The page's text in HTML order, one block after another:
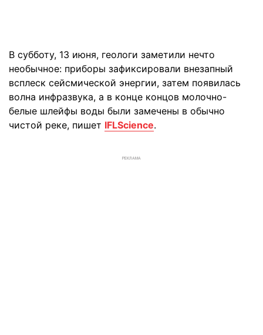
В субботу, 13 июня, геологи заметили нечто
необычное: приборы зафиксировали внезапный
всплеск сейсмической энергии, затем появилась
волна инфразвука, а в конце концов молочно-
белые шлейфы воды были замечены в обычно
чистой реке, пишет IFLScience.
РЕКЛАМА